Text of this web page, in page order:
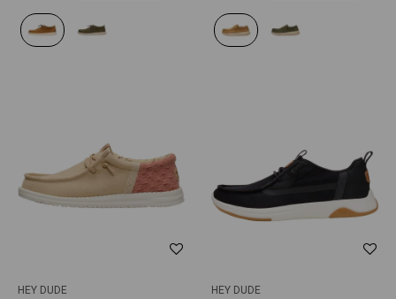
HEY DUDE HEY DUDE